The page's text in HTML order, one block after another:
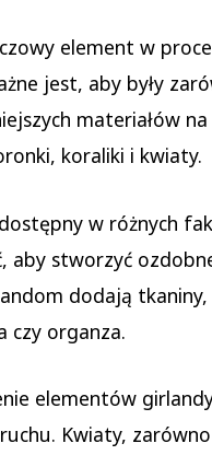
element w
jest, aby były
materiałów
koraliki i kwiaty.
w różnych
aby stworzyć
dodają tkaniny,
czy organza.
elementów
Kwiaty, zarówno